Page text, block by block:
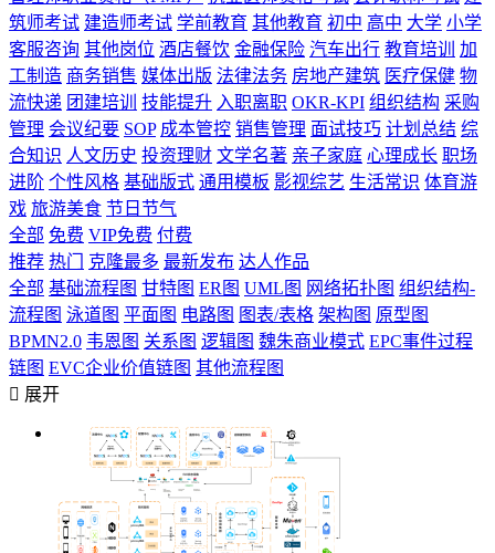
筑师考试 建造师考试 学前教育 其他教育 初中 高中 大学 小学
客服咨询 其他岗位 酒店餐饮 金融保险 汽车出行 教育培训
加
工制造 商务销售 媒体出版 法律法务 房地产建筑 医疗保健 物
流快递 团建培训 技能提升 入职离职 OKR-KPI 组织结构 采购
管理 会议纪要 SOP 成本管控 销售管理 面试技巧 计划总结 综
合知识 人文历史 投资理财 文学名著 亲子家庭 心理成长 职场
进阶 个性风格 基础版式 通用模板 影视综艺 生活常识 体育游
戏 旅游美食 节日节气
全部 免费 VIP免费 付费
推荐 热门 克隆最多 最新发布 达人作品
全部 基础流程图 甘特图 ER图 UML图 网络拓扑图 组织结构-
流程图 泳道图 平面图 电路图 图表/表格 架构图 原型图
BPMN2.0 韦恩图 关系图 逻辑图 魏朱商业模式 EPC事件过程
链图 EVC企业价值链图 其他流程图
 展开